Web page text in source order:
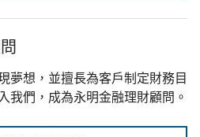
夢想，並擅長為客戶制定財務目
我們，成為永明金融理財顧問。